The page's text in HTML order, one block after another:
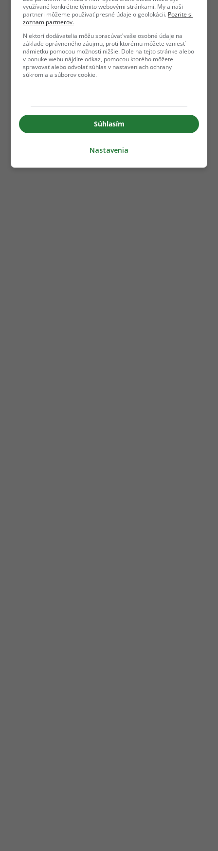
využívané konkrétne týmito webovými stránkami. My a naši
partneri môžeme používať presné údaje o geolokácii. Pozrite si
zoznam partnerov.
Niektorí dodávatelia môžu spracúvať vaše osobné údaje na
základe oprávneného záujmu, proti ktorému môžete vzniesť
námietku pomocou možností nižšie. Dole na tejto stránke alebo
v ponuke webu nájdite odkaz, pomocou ktorého môžete
spravovať alebo odvolať súhlas v nastaveniach ochrany
súkromia a súborov cookie.
Súhlasím
Nastavenia